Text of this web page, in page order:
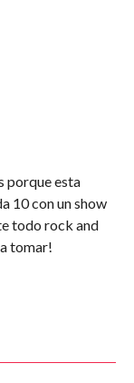
porque esta
10 con un show
todo rock and
tomar!